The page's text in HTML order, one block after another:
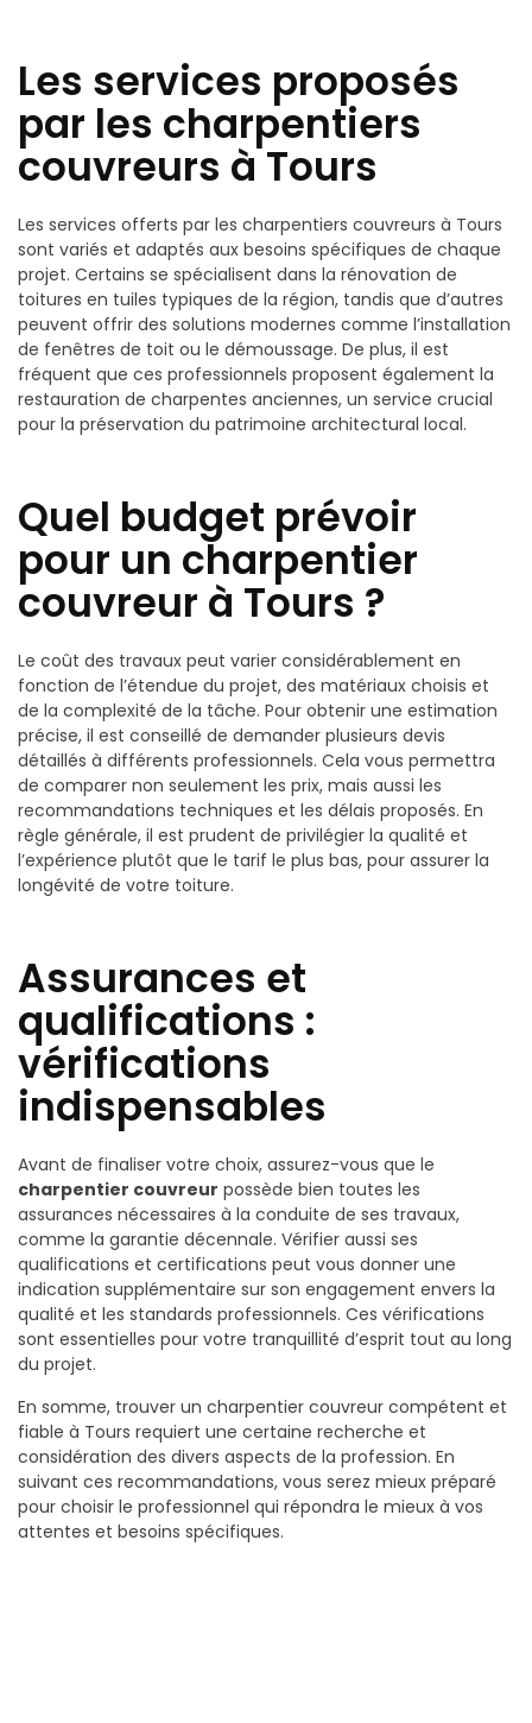
Les services proposés
par les charpentiers
couvreurs à Tours
Les services offerts par les charpentiers couvreurs à Tours
sont variés et adaptés aux besoins spécifiques de chaque
projet. Certains se spécialisent dans la rénovation de
toitures en tuiles typiques de la région, tandis que d’autres
peuvent offrir des solutions modernes comme l’installation
de fenêtres de toit ou le démoussage. De plus, il est
fréquent que ces professionnels proposent également la
restauration de charpentes anciennes, un service crucial
pour la préservation du patrimoine architectural local.
Quel budget prévoir
pour un charpentier
couvreur à Tours ?
Le coût des travaux peut varier considérablement en
fonction de l’étendue du projet, des matériaux choisis et
de la complexité de la tâche. Pour obtenir une estimation
précise, il est conseillé de demander plusieurs devis
détaillés à différents professionnels. Cela vous permettra
de comparer non seulement les prix, mais aussi les
recommandations techniques et les délais proposés. En
règle générale, il est prudent de privilégier la qualité et
l’expérience plutôt que le tarif le plus bas, pour assurer la
longévité de votre toiture.
Assurances et
qualifications :
vérifications
indispensables
Avant de finaliser votre choix, assurez-vous que le
charpentier couvreur possède bien toutes les
assurances nécessaires à la conduite de ses travaux,
comme la garantie décennale. Vérifier aussi ses
qualifications et certifications peut vous donner une
indication supplémentaire sur son engagement envers la
qualité et les standards professionnels. Ces vérifications
sont essentielles pour votre tranquillité d’esprit tout au long
du projet.
En somme, trouver un charpentier couvreur compétent et
fiable à Tours requiert une certaine recherche et
considération des divers aspects de la profession. En
suivant ces recommandations, vous serez mieux préparé
pour choisir le professionnel qui répondra le mieux à vos
attentes et besoins spécifiques.